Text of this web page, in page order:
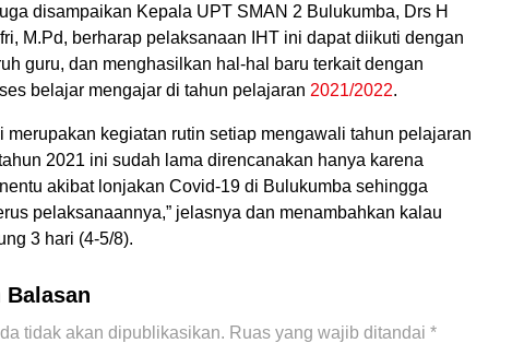
disampaikan Kepala UPT SMAN 2 Bulukumba, Drs H
M.Pd, berharap pelaksanaan IHT ini dapat diikuti dengan
guru, dan menghasilkan hal-hal baru terkait dengan
belajar mengajar di tahun pelajaran 2021/2022.
merupakan kegiatan rutin setiap mengawali tahun pelajaran
2021 ini sudah lama direncanakan hanya karena
akibat lonjakan Covid-19 di Bulukumba sehingga
pelaksanaannya,” jelasnya dan menambahkan kalau
3 hari (4-5/8).
Balasan
tidak akan dipublikasikan. Ruas yang wajib ditandai *